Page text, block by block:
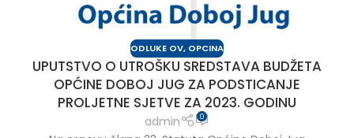
ODLUKE OV, OPCINA
UPUTSTVO O UTROŠKU SREDSTAVA BUDŽETA
OPĆINE DOBOJ JUG ZA PODSTICANJE
PROLJETNE SJETVE ZA 2023. GODINU
admin 0